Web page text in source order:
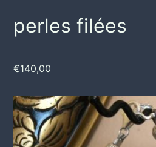
perles filées
€140,00